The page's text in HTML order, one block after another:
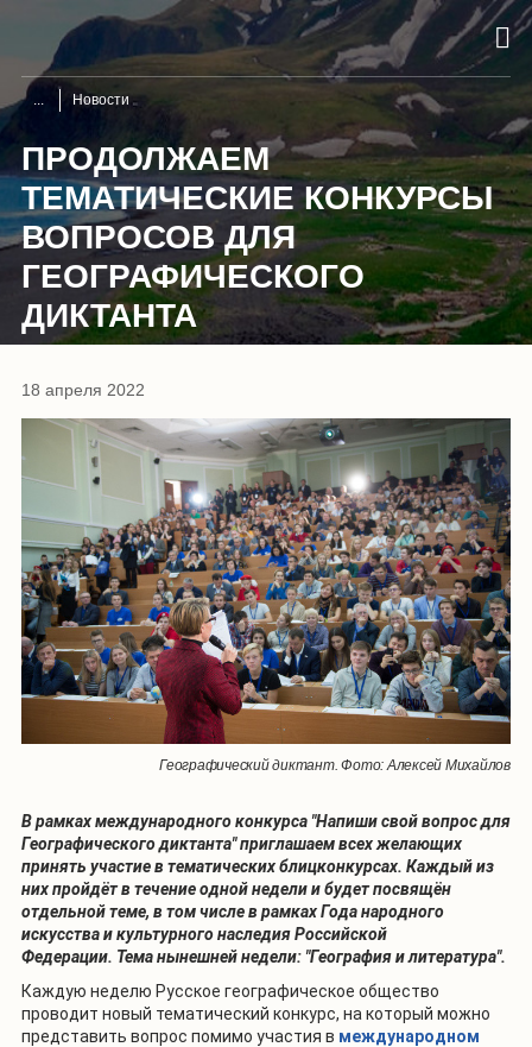
Новости
ПРОДОЛЖАЕМ
ТЕМАТИЧЕСКИЕ КОНКУРСЫ
ВОПРОСОВ ДЛЯ
ГЕОГРАФИЧЕСКОГО
ДИКТАНТА
18 апреля 2022
Географический диктант. Фото: Алексей Михайлов
В рамках международного конкурса "Напиши свой вопрос для
Географического диктанта" приглашаем всех желающих
принять участие в тематических блицконкурсах. Каждый из
них пройдёт в течение одной недели и будет посвящён
отдельной теме, в том числе в рамках Года народного
искусства и культурного наследия Российской
Федерации. Тема нынешней недели: "География и литература".
Каждую неделю Русское географическое общество
проводит новый тематический конкурс, на который можно
представить вопрос помимо участия в международном